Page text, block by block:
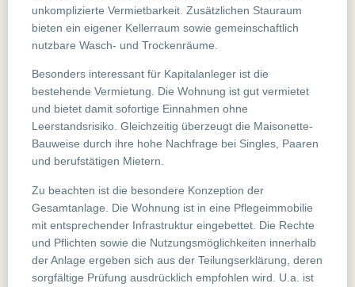
unkomplizierte Vermietbarkeit. Zusätzlichen Stauraum
bieten ein eigener Kellerraum sowie gemeinschaftlich
nutzbare Wasch- und Trockenräume.
Besonders interessant für Kapitalanleger ist die
bestehende Vermietung. Die Wohnung ist gut vermietet
und bietet damit sofortige Einnahmen ohne
Leerstandsrisiko. Gleichzeitig überzeugt die Maisonette-
Bauweise durch ihre hohe Nachfrage bei Singles, Paaren
und berufstätigen Mietern.
Zu beachten ist die besondere Konzeption der
Gesamtanlage. Die Wohnung ist in eine Pflegeimmobilie
mit entsprechender Infrastruktur eingebettet. Die Rechte
und Pflichten sowie die Nutzungsmöglichkeiten innerhalb
der Anlage ergeben sich aus der Teilungserklärung, deren
sorgfältige Prüfung ausdrücklich empfohlen wird. U.a. ist